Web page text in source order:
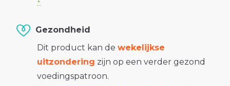
Gezondheid
Dit product kan de wekelijkse
uitzondering zijn op een verder gezond
voedingspatroon.